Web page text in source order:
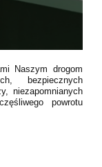
Naszym drogom
bezpiecznych
niezapomnianych
powrotu